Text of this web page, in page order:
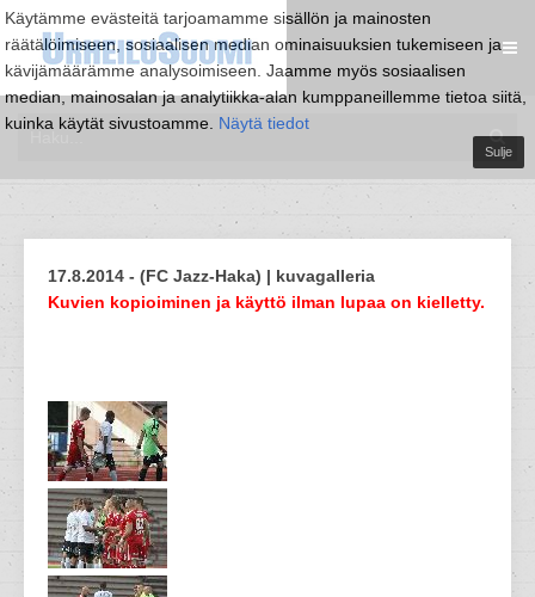
Käytämme evästeitä tarjoamamme sisällön ja mainosten
räätälöimiseen, sosiaalisen median ominaisuuksien tukemiseen ja
kävijämäärämme analysoimiseen. Jaamme myös sosiaalisen
median, mainosalan ja analytiikka-alan kumppaneillemme tietoa siitä,
kuinka käytät sivustoamme. Näytä tiedot
Sulje
17.8.2014 - (FC Jazz-Haka) | kuvagalleria
Kuvien kopioiminen ja käyttö ilman lupaa on kielletty.